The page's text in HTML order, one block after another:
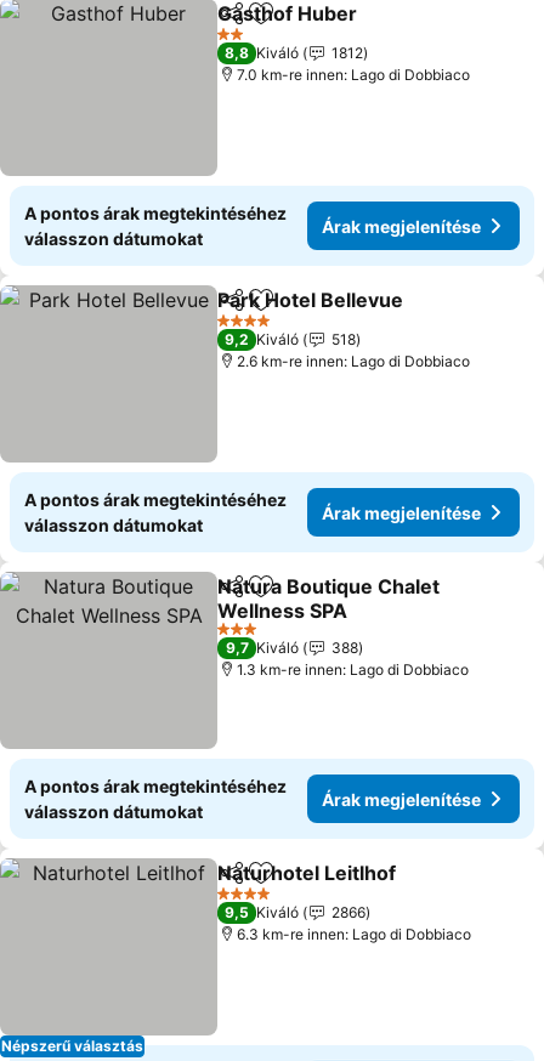
Megosztás
Hozzáadás a kedvencekhez
Gasthof Huber
2 Kategória
8,8 Kiváló
1812
7.0 km-re innen: Lago di Dobbiaco
A pontos árak megtekintéséhez
válasszon dátumokat
Árak megjelenítése
Megosztás
Hozzáadás a kedvencekhez
Park Hotel Bellevue
4 Kategória
9,2 Kiváló
518
2.6 km-re innen: Lago di Dobbiaco
A pontos árak megtekintéséhez
válasszon dátumokat
Árak megjelenítése
Megosztás
Hozzáadás a kedvencekhez
Natura Boutique Chalet
Wellness SPA
Árak megjelenítése
3 Kategória
9,7 Kiváló
388
1.3 km-re innen: Lago di Dobbiaco
A pontos árak megtekintéséhez
válasszon dátumokat
Árak megjelenítése
Népszerű választás
Megosztás
Hozzáadás a kedvencekhez
Naturhotel Leitlhof
4 Kategória
9,5 Kiváló
2866
6.3 km-re innen: Lago di Dobbiaco